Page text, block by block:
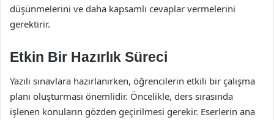
düşünmelerini ve daha kapsamlı cevaplar vermelerini
gerektirir.
Etkin Bir Hazırlık Süreci
Yazılı sınavlara hazırlanırken, öğrencilerin etkili bir çalışma
planı oluşturması önemlidir. Öncelikle, ders sırasında
işlenen konuların gözden geçirilmesi gerekir. Eserlerin ana